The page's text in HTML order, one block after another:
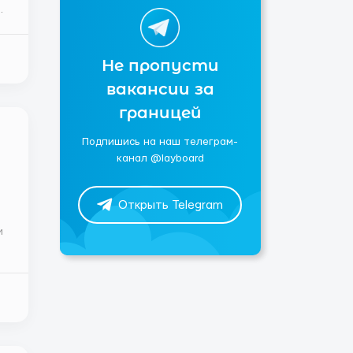
Не пропусти
вакансии за
границей
Подпишись на наш телеграм-
канал @layboard
Открыть Telegram